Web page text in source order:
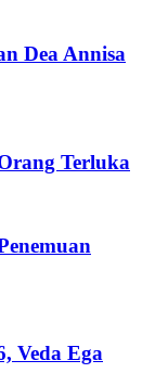
Dea Annisa
Terluka
Veda Ega